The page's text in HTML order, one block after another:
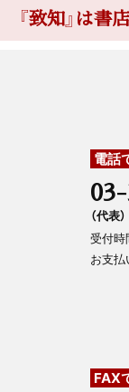
『致知』は書
電話
（代表）
受付時
お支
FAX